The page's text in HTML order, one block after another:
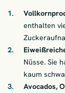
enthalten
Nüsse. Sie
kaum
Avocados,